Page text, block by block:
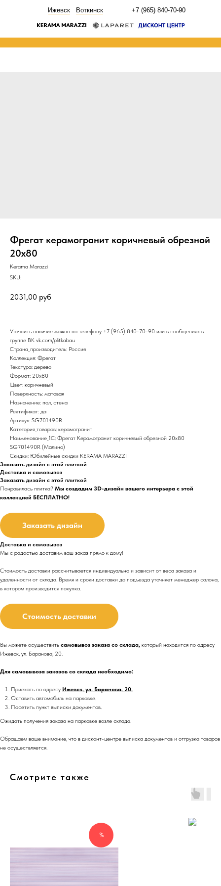
+7 (965) 840-70-90
Ижевск Воткинск
Фрегат керамогранит коричневый обрезной
20х80
Kerama Marazzi
SKU:
2031,00 руб
Уточнить наличие можно по телефону +7 (965) 840-70-90 или в сообщениях в
группе ВК vk.com/plitkabau
Страна_производитель: Россия
Коллекция: Фрегат
Текстура: дерево
Формат: 20x80
Цвет: коричневый
Поверхность: матовая
Назначение: пол, стена
Ректификат: да
Артикул: SG701490R
Категория_товаров: керамогранит
Наименование_1С: Фрегат Керамогранит коричневый обрезной 20х80
SG701490R (Малино)
Скидки: Юбилейные скидки KERAMA MARAZZI
Заказать дизайн с этой плиткой
Доставка и самовывоз
Заказать дизайн с этой плиткой
Понравилась плитка? Мы создадим 3D-дизайн вашего интерьера с этой
коллекцией БЕСПЛАТНО!
Заказать дизайн
Доставка и самовывоз
Мы с радостью доставим ваш заказ прямо к дому!
Стоимость доставки рассчитывается индивидуально и зависит от веса заказа и
удаленности от склада. Время и сроки доставки до подъезда уточняет менеджер салона,
в котором производится покупка.
Стоимость доставки
Вы можете осуществить самовывоз заказа со склада, который находится по адресу
Ижевск, ул. Баранова, 20.
Для самовывоза заказов со склада необходимо:
Приехать по адресу Ижевск, ул. Баранова, 20.
Оставить автомобиль на парковке.
Посетить пункт выписки документов.
Ожидать получения заказа на парковке возле склада.
Обращаем ваше внимание, что в дисконт-центре выписка документов и отгрузка товаров
не осуществляется.
Смотрите также
%